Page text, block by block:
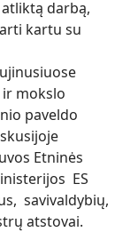
darbą,
kartu su
ir mokslo
paveldo
Etninės
ES
savivaldybių,
atstovai.